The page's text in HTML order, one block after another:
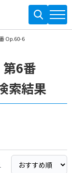
Op.60-6
6番
索結果